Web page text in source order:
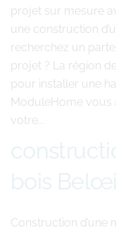
projet sur mesure
une construction
recherchez un
projet ? La région
pour installer une
ModuleHome vous
votre...
bois
Construction